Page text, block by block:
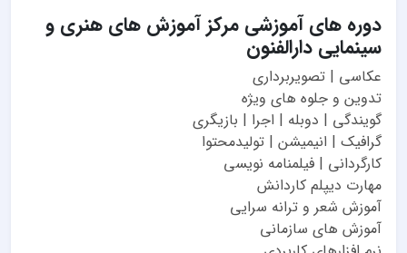
دوره های آموزشی مرکز آموزش های هنری و
سینمایی دارالفنون
عکاسی | تصویربرداری
تدوین و جلوه های ویژه
گویندگی | دوبله | اجرا | بازیگری
گرافیک | انیمیشن | تولیدمحتوا
کارگردانی | فیلمنامه نویسی
مهارت دیپلم کاردانش
آموزش شعر و ترانه سرایی
آموزش های سازمانی